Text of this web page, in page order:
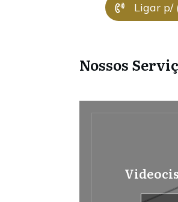
Ligar p/
Nossos